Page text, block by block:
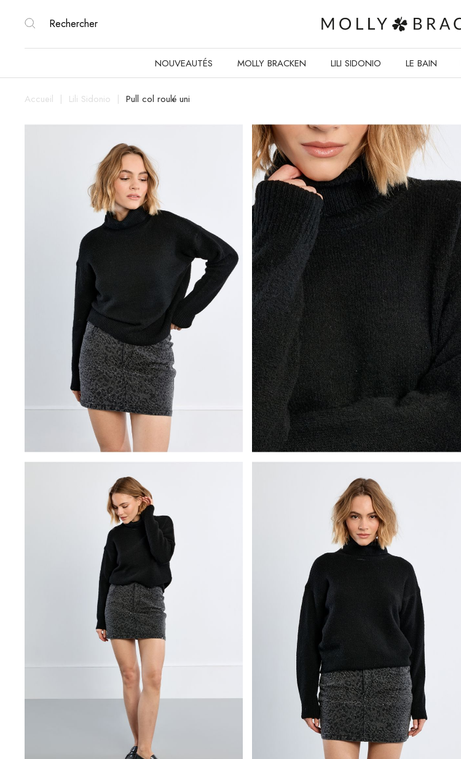
NOUVEAUTÉS MOLLY BRACKEN LILI SIDONIO LE BAIN
Accueil Lili Sidonio Pull col roulé uni